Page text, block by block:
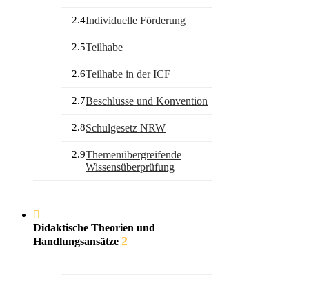
2.4Individuelle Förderung
2.5Teilhabe
2.6Teilhabe in der ICF
2.7Beschlüsse und Konvention
2.8Schulgesetz NRW
2.9Themenübergreifende
Wissensüberprüfung
Didaktische Theorien und
Handlungsansätze 2